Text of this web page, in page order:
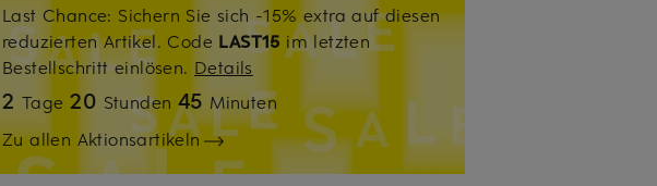
Last Chance: Sichern Sie sich -15% extra auf diesen
reduzierten Artikel. Code LAST15 im letzten
Bestellschritt einlösen. Details
2 Tage20 Stunden 45 Minuten
Zu allen Aktionsartikeln